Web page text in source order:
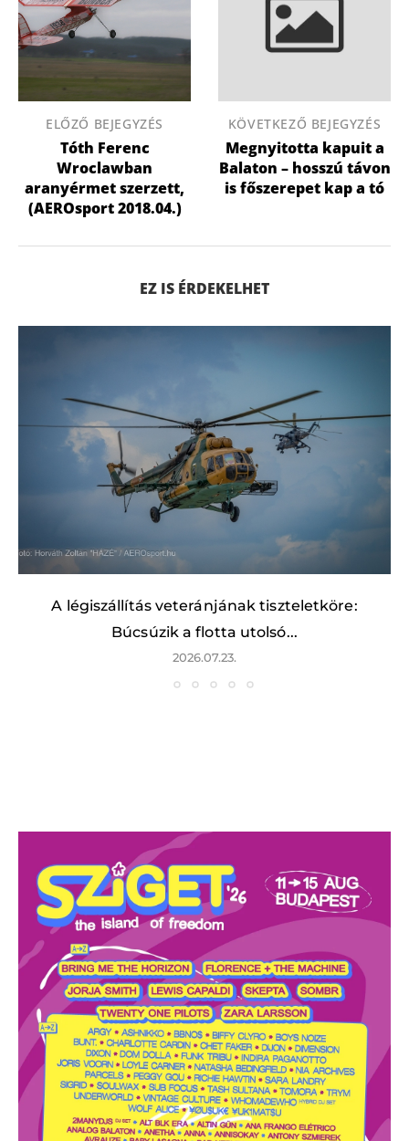
ELŐZŐ BEJEGYZÉS
Tóth Ferenc
Wroclawban
aranyérmet szerzett,
(AEROsport 2018.04.)
KÖVETKEZŐ BEJEGYZÉS
Megnyitotta kapuit a
Balaton – hosszú távon
is főszerepet kap a tó
EZ IS ÉRDEKELHET
A légiszállítás veteránjának tiszteletköre:
Búcsúzik a flotta utolsó...
2026.07.23.